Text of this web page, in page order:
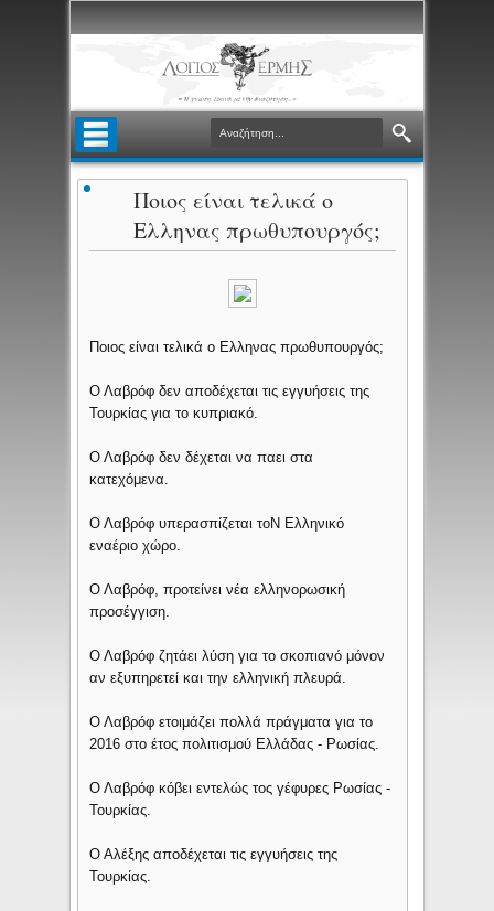
Ποιος είναι τελικά ο
Ελληνας πρωθυπουργός;
Ποιος είναι τελικά ο Ελληνας πρωθυπουργός;
Ο Λαβρόφ δεν αποδέχεται τις εγγυήσεις της
Τουρκίας για το κυπριακό.
Ο Λαβρόφ δεν δέχεται να παει στα
κατεχόμενα.
Ο Λαβρόφ υπερασπίζεται τοΝ Ελληνικό
εναέριο χώρο.
Ο Λαβρόφ, προτείνει νέα ελληνορωσική
προσέγγιση.
Ο Λαβρόφ ζητάει λύση για το σκοπιανό μόνον
αν εξυπηρετεί και την ελληνική πλευρά.
Ο Λαβρόφ ετοιμάζει πολλά πράγματα για το
2016 στο έτος πολιτισμού Ελλάδας - Ρωσίας.
Ο Λαβρόφ κόβει εντελώς τος γέφυρες Ρωσίας -
Τουρκίας.
Ο Αλέξης αποδέχεται τις εγγυήσεις της
Τουρκίας.